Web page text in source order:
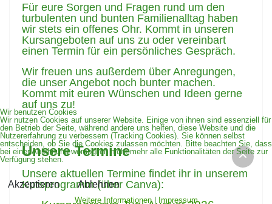
Für eure Sorgen und Fragen rund um den
turbulenten und bunten Familienalltag haben
wir stets ein offenes Ohr. Kommt in unseren
Kursangeboten auf uns zu oder vereinbart
einen Termin für ein persönliches Gespräch.
Wir freuen uns außerdem über Anregungen,
die unser Angebot noch bunter machen.
Kommt mit euren Wünschen und Ideen gerne
auf uns zu!
Unsere Termine
Unsere aktuellen Termine findet ihr in unserem
Kursprogramm (über Canva):
Wir benutzen Cookies
Wir nutzen Cookies auf unserer Website. Einige von ihnen sind essenziell für
den Betrieb der Seite, während andere uns helfen, diese Website und die
Nutzererfahrung zu verbessern (Tracking Cookies). Sie können selbst
entscheiden, ob Sie die Cookies zulassen möchten. Bitte beachten Sie, dass
bei einer Ablehnung womöglich nicht mehr alle Funktionalitäten der Seite zur
Verfügung stehen.
Akzeptieren Ablehnen
Weitere Informationen| Impressum